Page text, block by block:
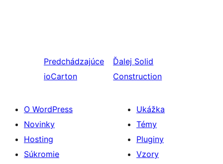
Predchádzajúce
ioCarton
Ďalej Solid
Construction
O WordPress
Novinky
Hosting
Súkromie
Ukážka
Témy
Pluginy
Vzory